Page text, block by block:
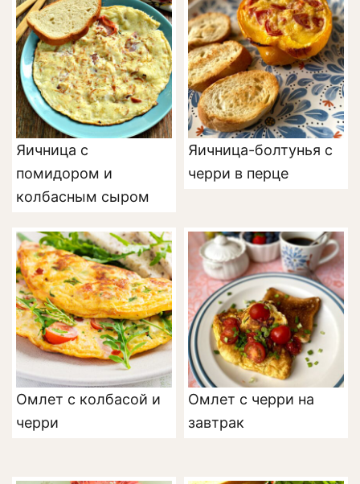
Яичница с
помидором и
колбасным сыром
Яичница-болтунья с
черри в перце
Омлет с колбасой и
черри
Омлет с черри на
завтрак